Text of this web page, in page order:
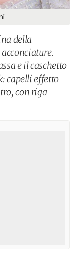
della
e il caschetto
capelli effetto
con riga